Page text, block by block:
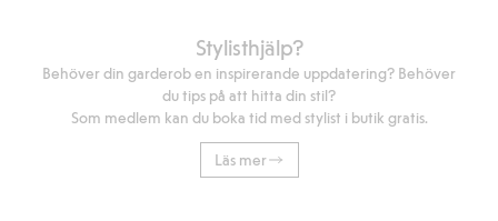
Stylisthjälp?
Behöver din garderob en inspirerande uppdatering? Behöver
du tips på att hitta din stil?
Som medlem kan du boka tid med stylist i butik gratis.
Läs mer